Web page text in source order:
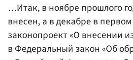
…Итак, в ноябре прошлого
внесен, а в декабре в
законопроект «О внесении
в Федеральный закон «Об